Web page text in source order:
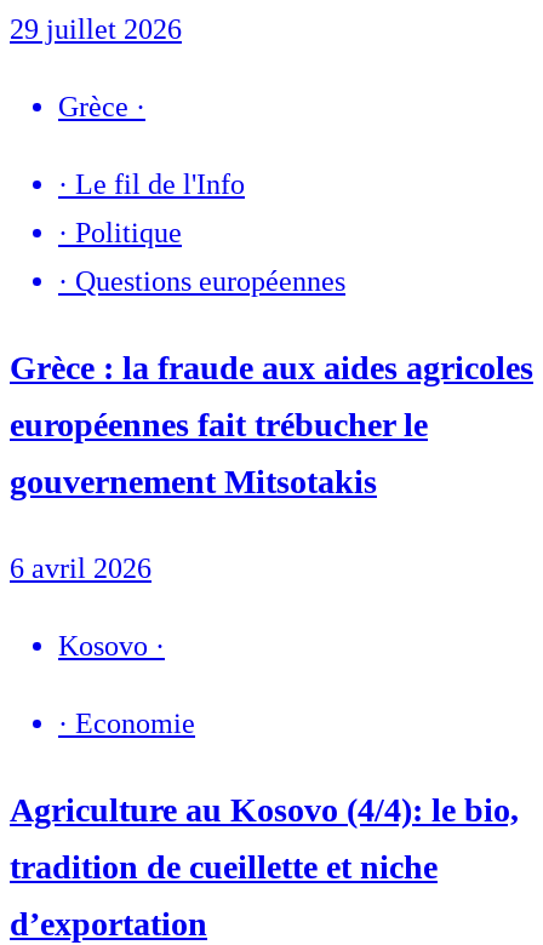
29 juillet 2026
Grèce ·
· Le fil de l'Info
· Politique
· Questions européennes
Grèce : la fraude aux aides agricoles
européennes fait trébucher le
gouvernement Mitsotakis
6 avril 2026
Kosovo ·
· Economie
Agriculture au Kosovo (4/4): le bio,
tradition de cueillette et niche
d’exportation